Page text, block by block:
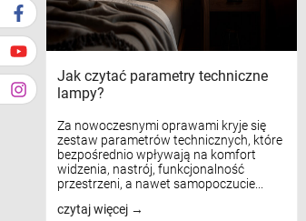
Jak czytać parametry techniczne
lampy?
Za nowoczesnymi oprawami kryje się
zestaw parametrów technicznych, które
bezpośrednio wpływają na komfort
widzenia, nastrój, funkcjonalność
przestrzeni, a nawet samopoczucie...
czytaj więcej